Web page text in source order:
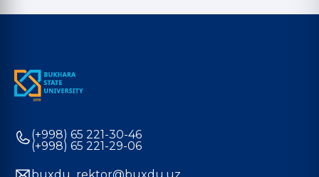
(+998) 65 221-30-46
(+998) 65 221-29-06